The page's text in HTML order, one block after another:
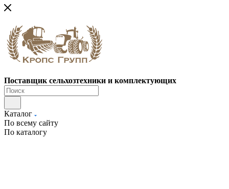
Поставщик сельхозтехники и комплектующих
Каталог
По всему сайту
По каталогу